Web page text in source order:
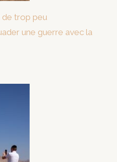
de trop peu
une guerre avec la